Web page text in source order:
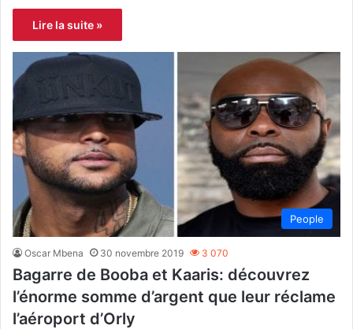
Lire la suite »
People
Oscar Mbena 30 novembre 2019 3 070
Bagarre de Booba et Kaaris: découvrez
l’énorme somme d’argent que leur réclame
l’aéroport d’Orly